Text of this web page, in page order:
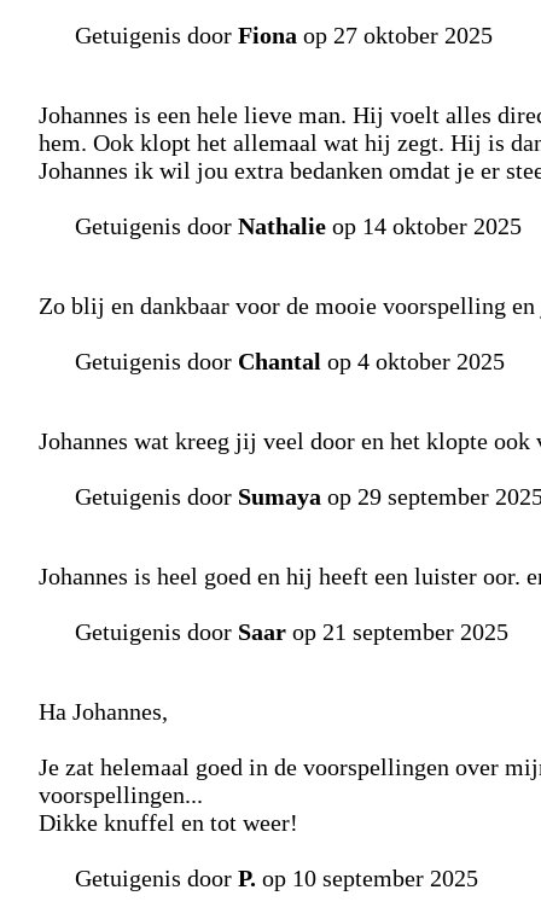
Getuigenis door Fiona op 27 oktober 2025
Johannes is een hele lieve man. Hij voelt alles
hem. Ook klopt het allemaal wat hij zegt. Hij is
Johannes ik wil jou extra bedanken omdat je er
Getuigenis door Nathalie op 14 oktober 2025
Zo blij en dankbaar voor de mooie voorspelling
Getuigenis door Chantal op 4 oktober 2025
Johannes wat kreeg jij veel door en het klopte
Getuigenis door Sumaya op 29 september
Johannes is heel goed en hij heeft een luister oor.
Getuigenis door Saar op 21 september 2025
Ha Johannes,
Je zat helemaal goed in de voorspellingen over
voorspellingen...
Dikke knuffel en tot weer!
Getuigenis door P. op 10 september 2025